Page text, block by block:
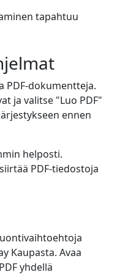
tapahtuu
PDF-dokumentteja.
ja valitse "Luo PDF"
ennen
helposti.
PDF-tiedostoja
Kaupasta. Avaa
yhdellä